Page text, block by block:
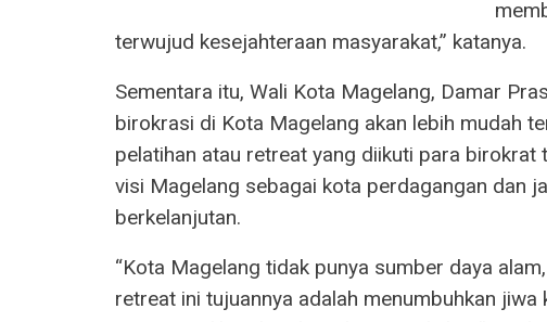
terwujud kesejahteraan masyarakat,” katanya.
Sementara itu, Wali Kota Magelang, Damar
birokrasi di Kota Magelang akan lebih mudah
pelatihan atau retreat yang diikuti para
visi Magelang sebagai kota perdagangan dan
berkelanjutan.
“Kota Magelang tidak punya sumber daya
retreat ini tujuannya adalah menumbuhkan